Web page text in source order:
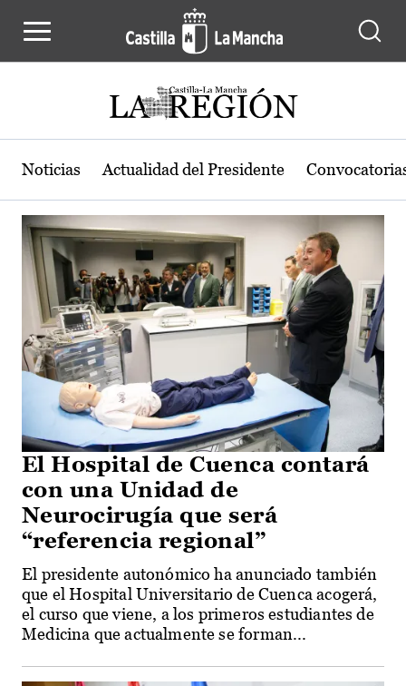
Actualidad de la región de Castilla-
Noticias Actualidad del Presidente
El Hospital de Cuenca contará
con una Unidad de
Neurocirugía que será
“referencia regional”
El presidente autonómico ha anunciado también
que el Hospital Universitario de Cuenca acogerá,
el curso que viene, a los primeros estudiantes de
Medicina que actualmente se forman...